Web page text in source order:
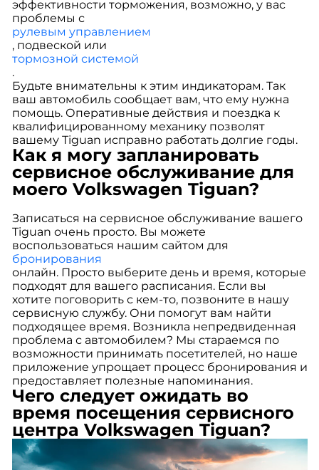
эффективности торможения, возможно, у вас
проблемы с
рулевым управлением
, подвеской или
тормозной системой
.
Будьте внимательны к этим индикаторам. Так
ваш автомобиль сообщает вам, что ему нужна
помощь. Оперативные действия и поездка к
квалифицированному механику позволят
вашему Tiguan исправно работать долгие годы.
Как я могу запланировать
сервисное обслуживание для
моего Volkswagen Tiguan?
Записаться на сервисное обслуживание вашего
Tiguan очень просто. Вы можете
воспользоваться нашим сайтом для
бронирования
онлайн. Просто выберите день и время, которые
подходят для вашего расписания. Если вы
хотите поговорить с кем-то, позвоните в нашу
сервисную службу. Они помогут вам найти
подходящее время. Возникла непредвиденная
проблема с автомобилем? Мы стараемся по
возможности принимать посетителей, но наше
приложение упрощает процесс бронирования и
предоставляет полезные напоминания.
Чего следует ожидать во
время посещения сервисного
центра Volkswagen Tiguan?